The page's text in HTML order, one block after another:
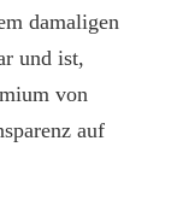
damaligen
und ist,
von
auf